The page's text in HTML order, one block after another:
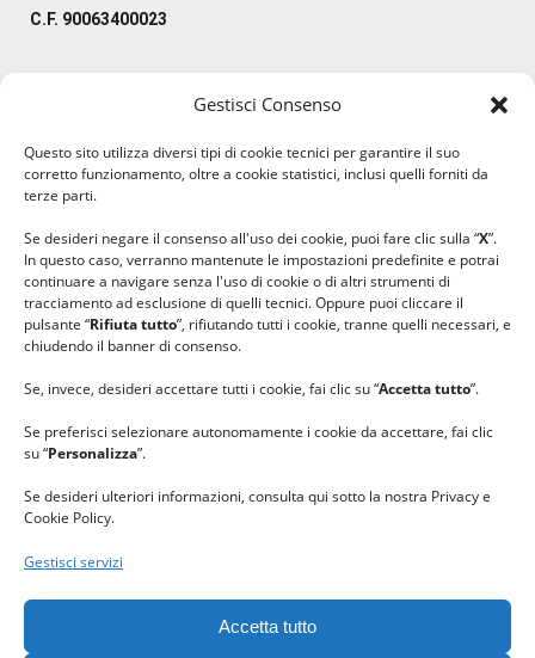
Gestisci Consenso
Questo sito utilizza diversi tipi di cookie tecnici per garantire il suo
corretto funzionamento, oltre a cookie statistici, inclusi quelli forniti da
terze parti.
Se desideri negare il consenso all'uso dei cookie, puoi fare clic sulla “X”.
In questo caso, verranno mantenute le impostazioni predefinite e potrai
continuare a navigare senza l'uso di cookie o di altri strumenti di
tracciamento ad esclusione di quelli tecnici. Oppure puoi cliccare il
pulsante “Rifiuta tutto”, rifiutando tutti i cookie, tranne quelli necessari, e
chiudendo il banner di consenso.
Se, invece, desideri accettare tutti i cookie, fai clic su “Accetta tutto”.
Se preferisci selezionare autonomamente i cookie da accettare, fai clic
su “Personalizza”.
Se desideri ulteriori informazioni, consulta qui sotto la nostra Privacy e
Cookie Policy.
Gestisci servizi
Accetta tutto
C.F. 90063400023
#lanaterapia
#ilcaloredellempatia